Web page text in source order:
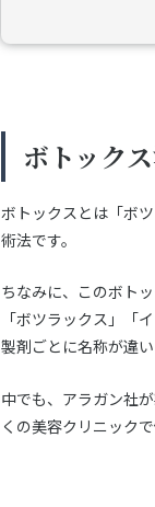
ボトック
ボトックスとは「ボ
術法です。
ちなみに、このボト
「ボツラックス」「
製剤ごとに名称が違い
中でも、アラガン社
くの美容クリニック